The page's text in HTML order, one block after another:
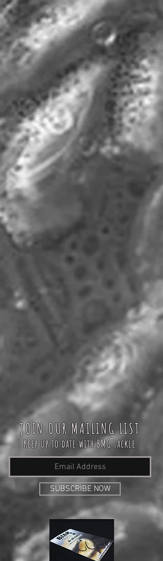
JOIN OUR MAILING LIST
Keep up to date with BMG Tackle
SUBSCRIBE NOW